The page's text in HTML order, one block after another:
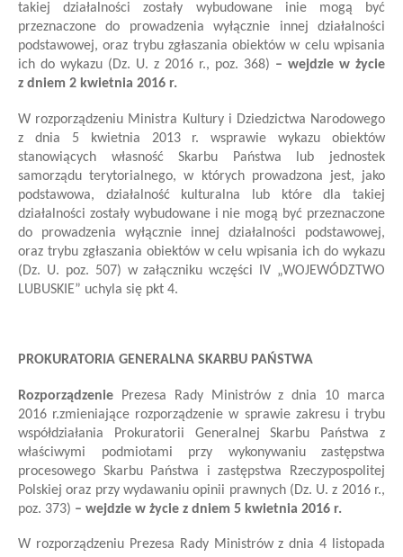
takiej działalności zostały wybudowane inie mogą być
przeznaczone do prowadzenia wyłącznie innej działalności
podstawowej, oraz trybu zgłaszania obiektów w celu wpisania
ich do wykazu (Dz. U. z 2016 r., poz. 368) – wejdzie w życie
z dniem 2 kwietnia 2016 r.
W rozporządzeniu Ministra Kultury i Dziedzictwa Narodowego
z dnia 5 kwietnia 2013 r. wsprawie wykazu obiektów
stanowiących własność Skarbu Państwa lub jednostek
samorządu terytorialnego, w których prowadzona jest, jako
podstawowa, działalność kulturalna lub które dla takiej
działalności zostały wybudowane i nie mogą być przeznaczone
do prowadzenia wyłącznie innej działalności podstawowej,
oraz trybu zgłaszania obiektów w celu wpisania ich do wykazu
(Dz. U. poz. 507) w załączniku wczęści IV „WOJEWÓDZTWO
LUBUSKIE” uchyla się pkt 4.
PROKURATORIA GENERALNA SKARBU PAŃSTWA
Rozporządzenie Prezesa Rady Ministrówz dnia 10 marca
2016 r.zmieniające rozporządzenie w sprawie zakresu i trybu
współdziałania Prokuratorii Generalnej Skarbu Państwa z
właściwymi podmiotami przy wykonywaniu zastępstwa
procesowego Skarbu Państwa i zastępstwa Rzeczypospolitej
Polskiej oraz przy wydawaniu opinii prawnych(Dz. U. z 2016 r.,
poz. 373) – wejdzie w życie z dniem 5 kwietnia 2016 r.
W rozporządzeniu Prezesa Rady Ministrów z dnia 4 listopada